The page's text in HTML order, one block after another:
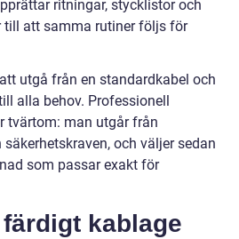
ritningar, stycklistor och
till att samma rutiner följs för
utgå från en standardkabel och
alla behov. Professionell
tvärtom: man utgår från
och väljer sedan
som passar exakt för
kablage